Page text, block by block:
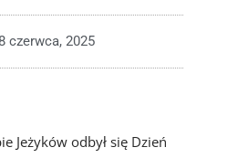
czerwca, 2025
Jeżyków odbył się Dzień